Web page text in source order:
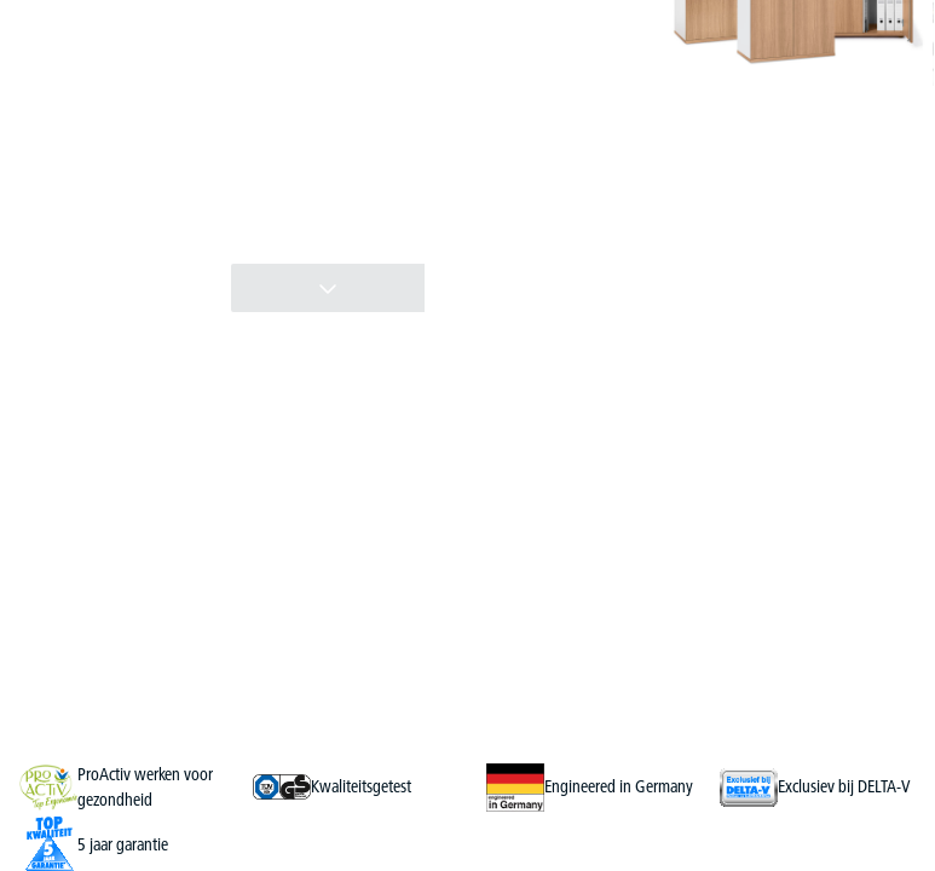
ProActiv werken voor
gezondheid
Kwaliteitsgetest Engineered in Germany Exclusiev bij DELTA-V
5 jaar garantie